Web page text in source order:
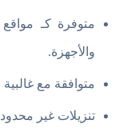
متوفرة كـ
والأجهزة.
متوافقة مع
تنزيلات غير